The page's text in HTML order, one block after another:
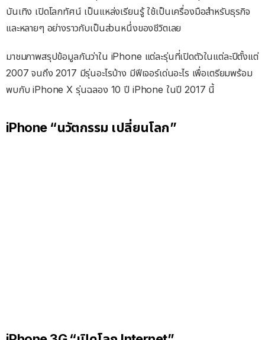
บันเทิง เปิดโลกทัศน์ เป็นแหล่งเรียนรู้ ใช้เป็นเครื่องมือสำหรับธุรกิจ
และหลายๆ อย่างราวกับเป็นส่วนหนึ่งของชีวิตเลย
มาชมภาพสรุปข้อมูลกันว่าใน iPhone แต่ละรุ่นที่เปิดตัวในแต่ละปีตั้งแต่
2007 จนถึง 2017 มีรุ่นอะไรบ้าง มีฟีเจอร์เด่นอะไร เพื่อเตรียมพร้อม
พบกับ iPhone X รุ่นฉลอง 10 ปี iPhone ในปี 2017 นี้
iPhone “นวัตกรรม เปลี่ยนโลก”